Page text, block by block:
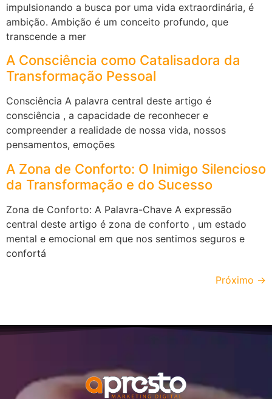
impulsionando a busca por uma vida extraordinária, é
ambição. Ambição é um conceito profundo, que
transcende a mer
A Consciência como Catalisadora da
Transformação Pessoal
Consciência A palavra central deste artigo é
consciência , a capacidade de reconhecer e
compreender a realidade de nossa vida, nossos
pensamentos, emoções
A Zona de Conforto: O Inimigo Silencioso
da Transformação e do Sucesso
Zona de Conforto: A Palavra-Chave A expressão
central deste artigo é zona de conforto , um estado
mental e emocional em que nos sentimos seguros e
confortá
Próximo →